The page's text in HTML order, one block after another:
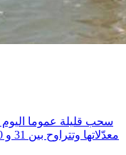
سحب قليلة عموما